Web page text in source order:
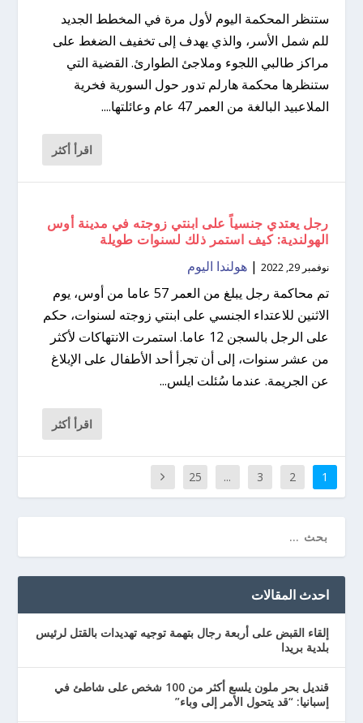
ستنظر المحكمة اليوم لأول مرة في المخطط الجديد
للم شمل الأسر، والذي يهدف إلى تخفيف الضغط على
مراكز طالبي اللجوء وملاجئ الطوارئ. القضية التي
ستنظرها محكمة هارلم تدور حول السورية فخرية
الملاعبيد البالغة من العمر 47 عام وعائلتها....
اقرأ أكثر
رجل يعتدي جنسياً على ابنتي زوجته في مدينة أوس
الهولندية: كيف استمر ذلك لسنوات طويلة
نوفمبر 29, 2022 |هولندا اليوم
تم محاكمة رجل يبلغ من العمر 57 عاما من أوس، يوم
الاثنين للاعتداء الجنسي على ابنتي زوجته لسنوات، حكم
على الرجل بالسجن 12 عاما. استمرت الانتهاكات لأكثر
من عشر سنوات، إلى أن تجرأ أحد الأطفال على الإبلاغ
عن الجريمة. عندما سُئلت ايلس...
اقرأ أكثر
1
2
3
...
25
احدث المقالات
إلقاء القبض على أربعة رجال بتهمة توجيه تهديدات بالقتل لرئيس
بلدية بريدا
قنديل بحر ملون يلسع أكثر من 100 شخص على شاطئ في
إسبانيا: “قد يتحول الأمر إلى وباء”